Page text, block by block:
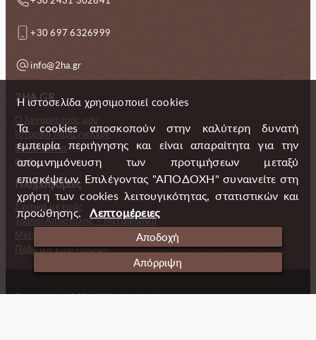
+30 697 6326999
info@2ha.gr
2HA.GR
Ο λογαριασμός μου
Ιστορικό παραγγελιών
Επικοινωνία
Gallery
Πληροφορίες
Σχετικά με εμάς
Τρόποι Αποστολής – Μεταφορικά
Μέθοδοι πληρωμής
Πολιτική Επιστροφών
Copyright (c) 2024 2 Handmade Aprons
Η ιστοσελίδα χρησιμοποιεί cookies
Τα cookies αποσκοπούν στην καλύτερη δυνατή
εμπειρία περιήγησης και είναι απαραίτητα για την
απομνημόνευση των προτιμήσεων μεταξύ
επισκέψεων. Επιλέγοντας "ΑΠΟΔΟΧΗ" συναινείτε στη
χρήση των cookies λειτουγικότητας, στατιστικών και
προώθησης.
Λεπτομέρειες
Αποδοχή
Απόρριψη